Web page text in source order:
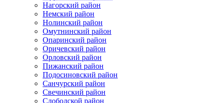
Нагорский район
Немский район
Нолинский район
Омутнинский район
Опаринский район
Оричевский район
Орловский район
Пижанский район
Подосиновский район
Санчурский район
Свечинский район
Слободской район